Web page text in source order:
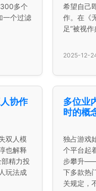
多个
一个过滤
希望自己
作。在《
足”被视
2025-12-
协作
双人模
也解释
精力投
玩法成
多位业
时的概
独占游戏
个平台起
步攀升——
下多款热
关规定，